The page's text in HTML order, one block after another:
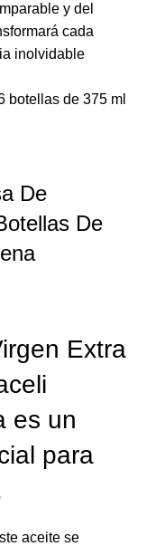
y del
cada
inolvidable
De
De
Extra
es un
para
aceite se